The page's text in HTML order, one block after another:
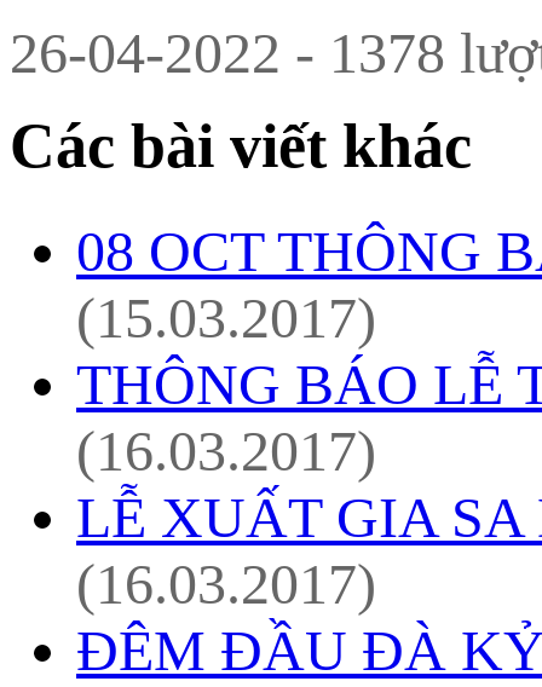
26-04-2022 - 1378
Các bài viết khác
08 OCT THÔNG
(15.03.2017)
THÔNG BÁO LỄ
(16.03.2017)
LỄ XUẤT GIA
(16.03.2017)
ĐÊM ĐẦU ĐÀ